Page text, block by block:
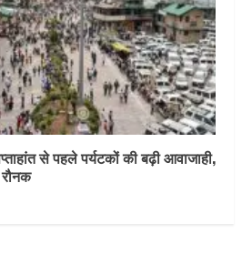
से पहले पर्यटकों की बढ़ी आवाजाही,
रौनक